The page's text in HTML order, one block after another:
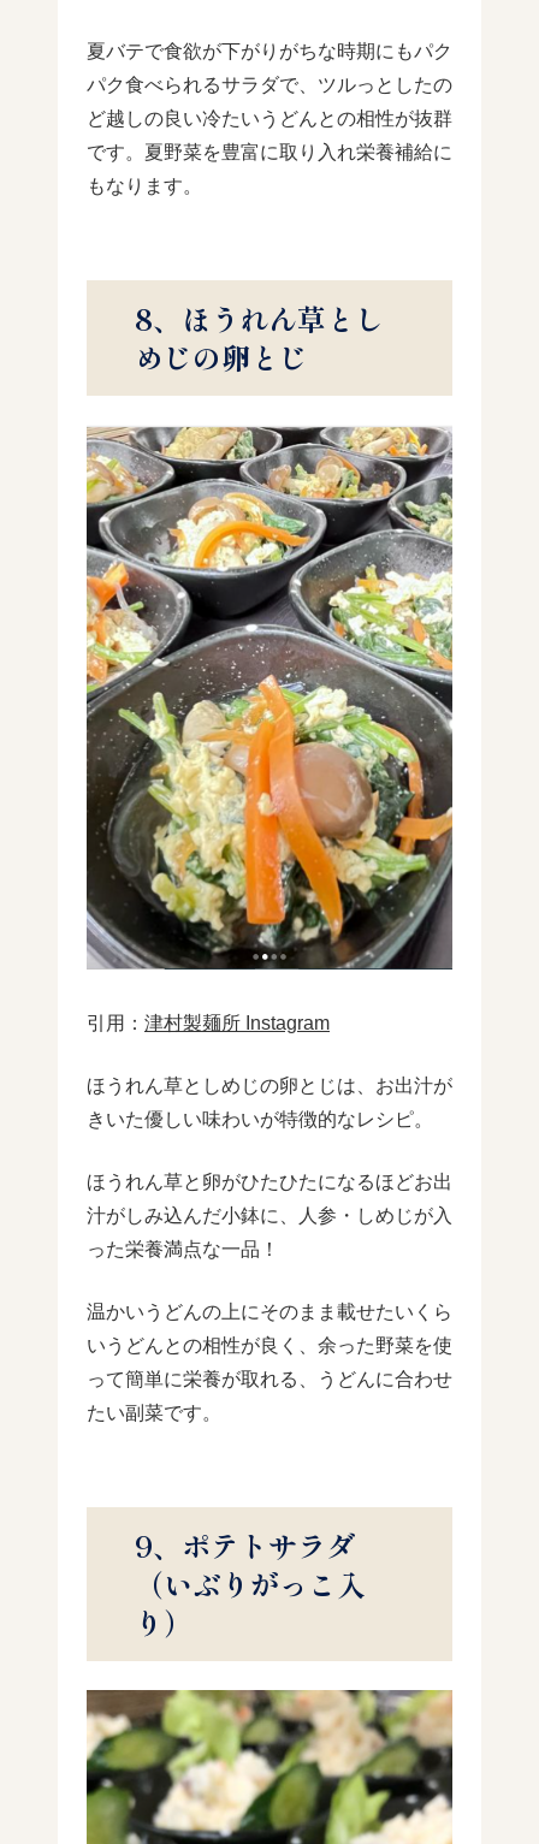
夏バテで食欲が下がりがちな時期にもパク
パク食べられるサラダで、ツルっとしたの
ど越しの良い冷たいうどんとの相性が抜群
です。夏野菜を豊富に取り入れ栄養補給に
もなります。
8、ほうれん草とし
めじの卵とじ
引用： 津村製麺所 Instagram
ほうれん草としめじの卵とじは、お出汁が
きいた優しい味わいが特徴的なレシピ。
ほうれん草と卵がひたひたになるほどお出
汁がしみ込んだ小鉢に、人参・しめじが入
った栄養満点な一品！
温かいうどんの上にそのまま載せたいくら
いうどんとの相性が良く、余った野菜を使
って簡単に栄養が取れる、うどんに合わせ
たい副菜です。
9、ポテトサラダ
（いぶりがっこ入
り）